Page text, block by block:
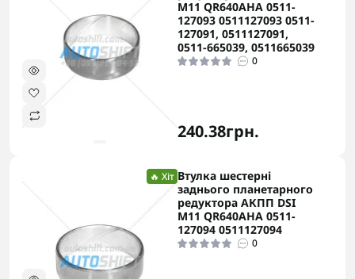
M11 QR640AHA 0511-
127093 0511127093 0511-
127091, 0511127091,
0511-665039, 0511665039
0
240.38грн.
🔥 Хіт Втулка шестерні
заднього планетарного
редуктора АКПП DSI
M11 QR640AHA 0511-
127094 0511127094
0